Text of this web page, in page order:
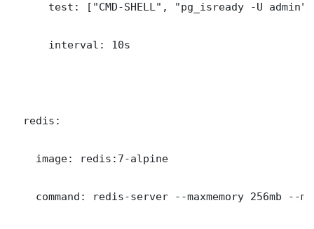
      test: ["CMD-SHELL", "pg_isready -U admin"]
      interval: 10s
  redis:
    image: redis:7-alpine
command: redis-server --maxmemory 256mb --